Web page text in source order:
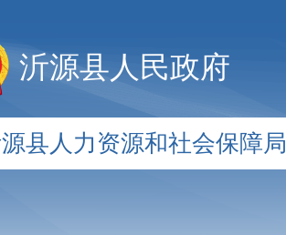
沂源县人民政府
县人力资源和社会保障局